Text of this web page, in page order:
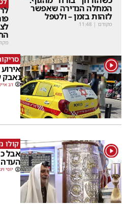
המחלה הנדירה שאפשר
לזהות בזמן – ולטפל
מקודם |
11:48
1
נאבק
דב
1 קולו
אבל
העדה
יוסי